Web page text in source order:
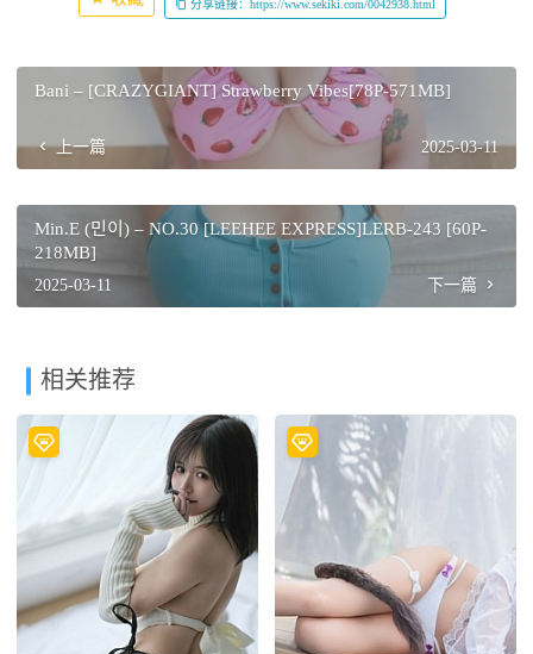
分享链接：https://www.sekiki.com/0042938.html
Bani – [CRAZYGIANT] Strawberry Vibes[78P-571MB]
上一篇 2025-03-11
Min.E (민이) – NO.30 [LEEHEE EXPRESS]LERB-243 [60P-
218MB]
2025-03-11 下一篇
相关推荐